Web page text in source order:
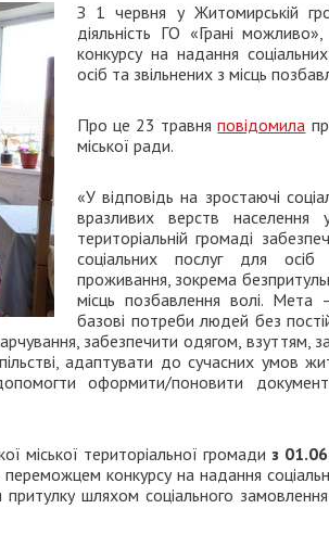
З 1 червня у Житомирській
діяльність ГО «Грані
конкурсу на надання
осіб та звільнених з місць
Про це 23 травняповідомила
міської ради.
«У відповідь на зростаючі
вразливих верств населення
територіальній громаді
соціальних послуг для осіб
проживання, зокрема
місць позбавлення волі.
базові потреби людей без
забезпечити одягом, взуттям,
адаптувати до сучасних умов
допомогти оформити/поновити
міської територіальної громадиз
конкурсу на надання
шляхом соціального